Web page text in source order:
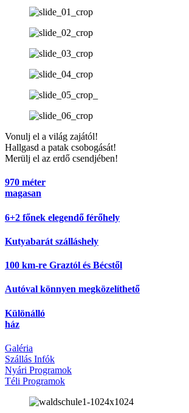
Vonulj el a világ zajától!
Hallgasd a patak csobogását!
Merülj el az erdő csendjében!
970 méter
magasan
6+2 főnek elegendő férőhely
Kutyabarát szálláshely
100 km-re Graztól és Bécstől
Autóval könnyen megközelíthető
Különálló
ház
Galéria
Szállás Infók
Nyári Programok
Téli Programok